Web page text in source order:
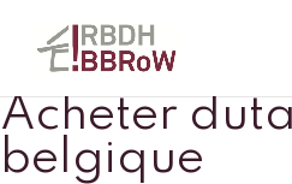
Acheter
belgique